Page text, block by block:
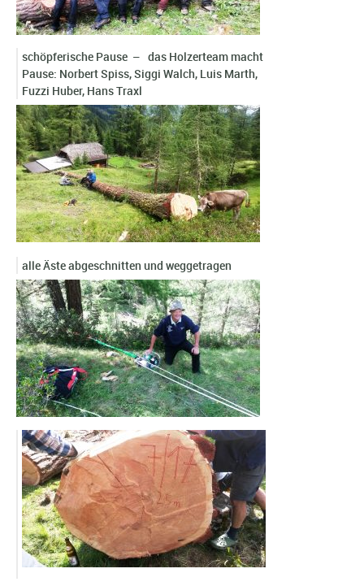
schöpferische Pause – das Holzerteam macht
Pause: Norbert Spiss, Siggi Walch, Luis Marth,
Fuzzi Huber, Hans Traxl
alle Äste abgeschnitten und weggetragen